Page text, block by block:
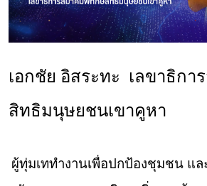
เอกชัย อิสระทะ เลขาธิก
สิทธิมนุษยชนเขาคูหา
ผู้ทุ่มเททำงานเพื่อปกป้องชุมชน แล